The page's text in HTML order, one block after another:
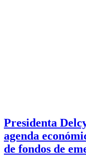
Presidenta
agenda
de fondos de